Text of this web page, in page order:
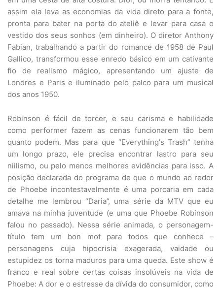
assim ela leva as economias da vida direto para a fonte,
pronta para bater na porta do ateliê e levar para casa o
vestido dos seus sonhos (em dinheiro). O diretor Anthony
Fabian, trabalhando a partir do romance de 1958 de Paul
Gallico, transformou esse enredo básico em um cativante
fio de realismo mágico, apresentando um ajuste de
Londres e Paris e iluminado pelo palco para um musical
dos anos 1950.
Robinson é fácil de torcer, e seu carisma e habilidade
como performer fazem as cenas funcionarem tão bem
quanto podem. Mas para que “Everything's Trash” tenha
um longo prazo, ele precisa encontrar lastro para seu
niilismo, ou pelo menos melhores evidências para isso. A
posição declarada do programa de que o mundo ao redor
de Phoebe incontestavelmente é uma porcaria em cada
detalhe me lembrou “Daria”, uma série da MTV que eu
amava na minha juventude (e uma que Phoebe Robinson
falou no passado). Nessa série animada, o personagem-
título tem um bon mot para todos que conhece –
personagens cuja hipocrisia exagerada, vaidade ou
estupidez os torna maduros para uma queda. Este show é
franco e real sobre certas coisas insolúveis na vida de
Phoebe: A dor e o estresse da dívida do consumidor, como